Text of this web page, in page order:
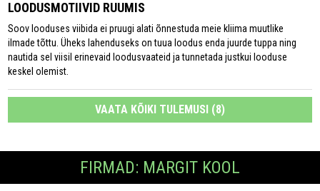
LOODUSMOTIIVID RUUMIS
Soov looduses viibida ei pruugi alati õnnestuda meie kliima muutlike
ilmade tõttu. Üheks lahenduseks on tuua loodus enda juurde tuppa ning
nautida sel viisil erinevaid loodusvaateid ja tunnetada justkui looduse
keskel olemist.
VAATA KÕIKI TULEMUSI (8)
FIRMAD: MARGIT KOOL